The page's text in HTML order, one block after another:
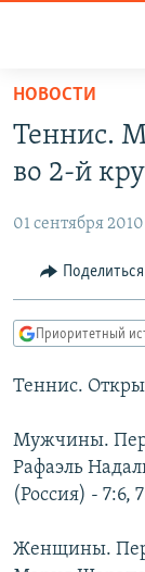
доступа
Вернуться
основному
Вернутся
главной
навигации
Вернутся
поиску
АВТОРСКИЕ
ЦИТАТЫ
МНЕНИЯ
IDEL.РЕАЛИИ
СЕВЕР.РЕАЛИИ
РАСПИСАНИЕ
НОВОСТИ
Теннис.
во 2-й
01 сентября 2010
Поделиться
Приоритетный
Теннис.
Мужчины.
Рафаэль
(Россия) - 7:6,
Женщины.